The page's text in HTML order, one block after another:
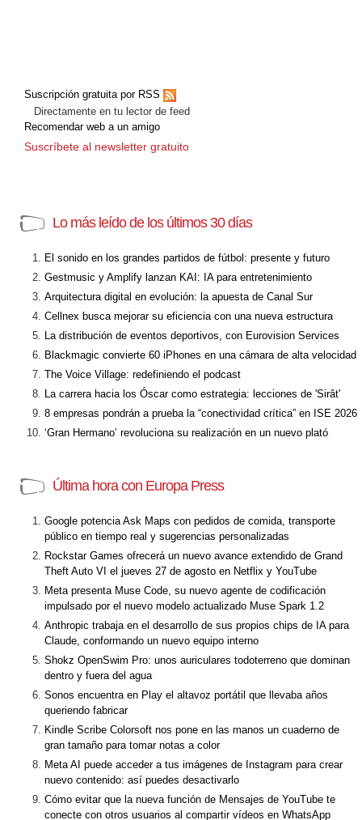
Suscripción gratuita por RSS
Directamente en tu lector de feed
Recomendar web a un amigo
Suscríbete al newsletter gratuito
Lo más leído de los últimos 30 días
El sonido en los grandes partidos de fútbol: presente y futuro
Gestmusic y Amplify lanzan KAI: IA para entretenimiento
Arquitectura digital en evolución: la apuesta de Canal Sur
Cellnex busca mejorar su eficiencia con una nueva estructura
La distribución de eventos deportivos, con Eurovision Services
Blackmagic convierte 60 iPhones en una cámara de alta velocidad
The Voice Village: redefiniendo el podcast
La carrera hacia los Óscar como estrategia: lecciones de 'Sirât'
8 empresas pondrán a prueba la “conectividad crítica” en ISE 2026
‘Gran Hermano’ revoluciona su realización en un nuevo plató
Última hora con Europa Press
Google potencia Ask Maps con pedidos de comida, transporte
público en tiempo real y sugerencias personalizadas
Rockstar Games ofrecerá un nuevo avance extendido de Grand
Theft Auto VI el jueves 27 de agosto en Netflix y YouTube
Meta presenta Muse Code, su nuevo agente de codificación
impulsado por el nuevo modelo actualizado Muse Spark 1.2
Anthropic trabaja en el desarrollo de sus propios chips de IA para
Claude, conformando un nuevo equipo interno
Shokz OpenSwim Pro: unos auriculares todoterreno que dominan
dentro y fuera del agua
Sonos encuentra en Play el altavoz portátil que llevaba años
queriendo fabricar
Kindle Scribe Colorsoft nos pone en las manos un cuaderno de
gran tamaño para tomar notas a color
Meta AI puede acceder a tus imágenes de Instagram para crear
nuevo contenido: así puedes desactivarlo
Cómo evitar que la nueva función de Mensajes de YouTube te
conecte con otros usuarios al compartir vídeos en WhatsApp